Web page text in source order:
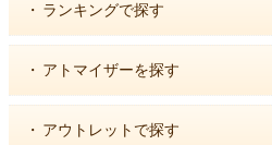
・ ランキングで探す
・ アトマイザーを探す
・ アウトレットで探す